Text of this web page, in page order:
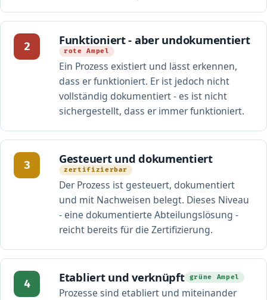
2 Funktioniert - aber undokumentiert
rote Ampel
Ein Prozess existiert und lässt erkennen,
dass er funktioniert. Er ist jedoch nicht
vollständig dokumentiert - es ist nicht
sichergestellt, dass er immer funktioniert.
3 Gesteuert und dokumentiert
zertifizierbar
Der Prozess ist gesteuert, dokumentiert
und mit Nachweisen belegt. Dieses Niveau
- eine dokumentierte Abteilungslösung -
reicht bereits für die Zertifizierung.
4 Etabliert und verknüpft grüne Ampel
Prozesse sind etabliert und miteinander